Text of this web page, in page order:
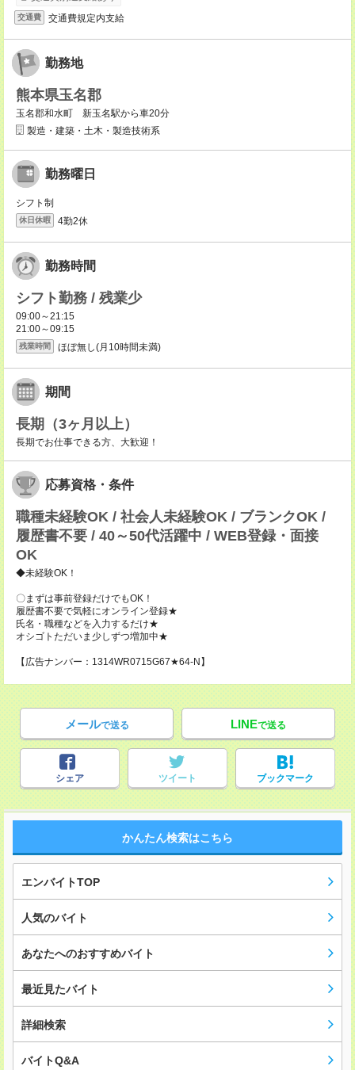
交通費 交通費規定内支給
勤務地
熊本県玉名郡
玉名郡和水町 新玉名駅から車20分
製造・建築・土木・製造技術系
勤務曜日
シフト制
休日休暇 4勤2休
勤務時間
シフト勤務 / 残業少
09:00～21:15
21:00～09:15
残業時間 ほぼ無し(月10時間未満)
期間
長期（3ヶ月以上）
長期でお仕事できる方、大歓迎！
応募資格・条件
職種未経験OK / 社会人未経験OK / ブランクOK /
履歴書不要 / 40～50代活躍中 / WEB登録・面接
OK
◆未経験OK！
〇まずは事前登録だけでもOK！
履歴書不要で気軽にオンライン登録★
氏名・職種などを入力するだけ★
オシゴトただいま少しずつ増加中★
【広告ナンバー：1314WR0715G67★64-N】
メールで送る LINEで送る
シェア ツイート ブックマーク
かんたん検索はこちら
エンバイトTOP
人気のバイト
あなたへのおすすめバイト
最近見たバイト
詳細検索
バイトQ&A